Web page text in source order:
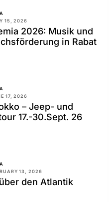
15, 2026
2026: Musik und
in Rabat
17, 2026
– Jeep- und
17.-30.Sept. 26
13, 2026
den Atlantik